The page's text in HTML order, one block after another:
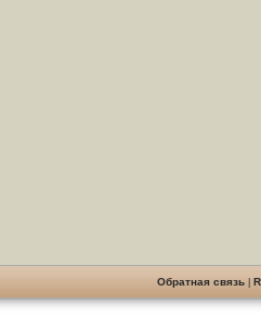
Обратная связь